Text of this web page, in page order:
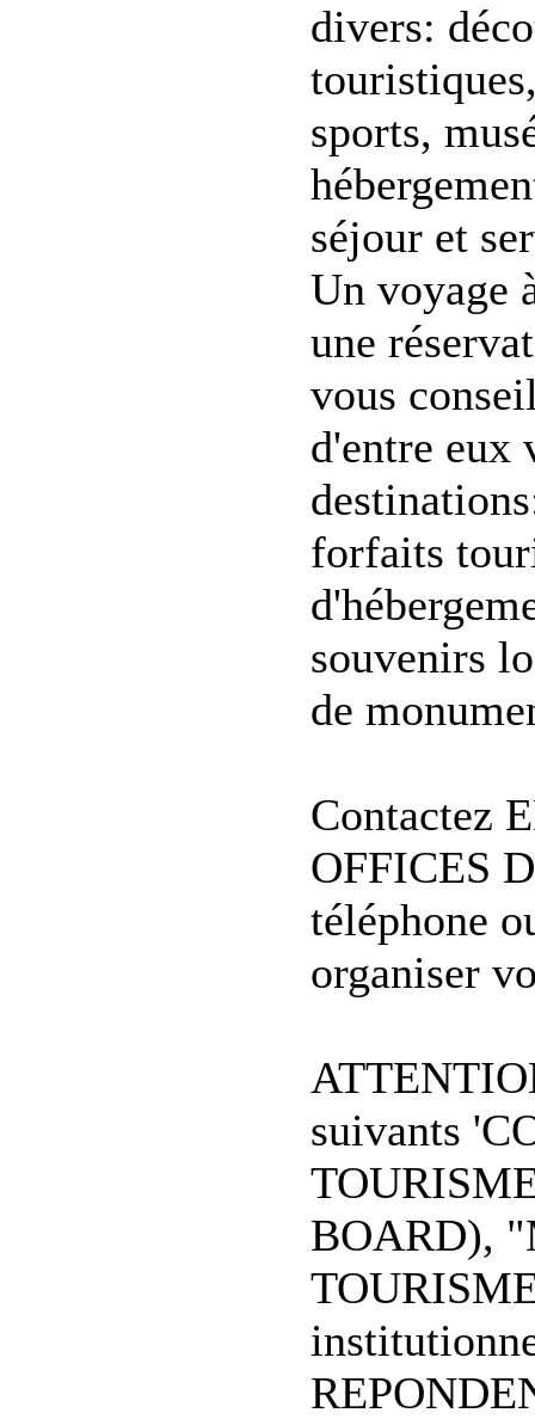
divers:
sports,
séjour et
Un voyage
une
vous
d'entre eux
forfaits
souvenirs
de
Contactez
OFFICES
téléphone
organiser
suivants
BOARD),